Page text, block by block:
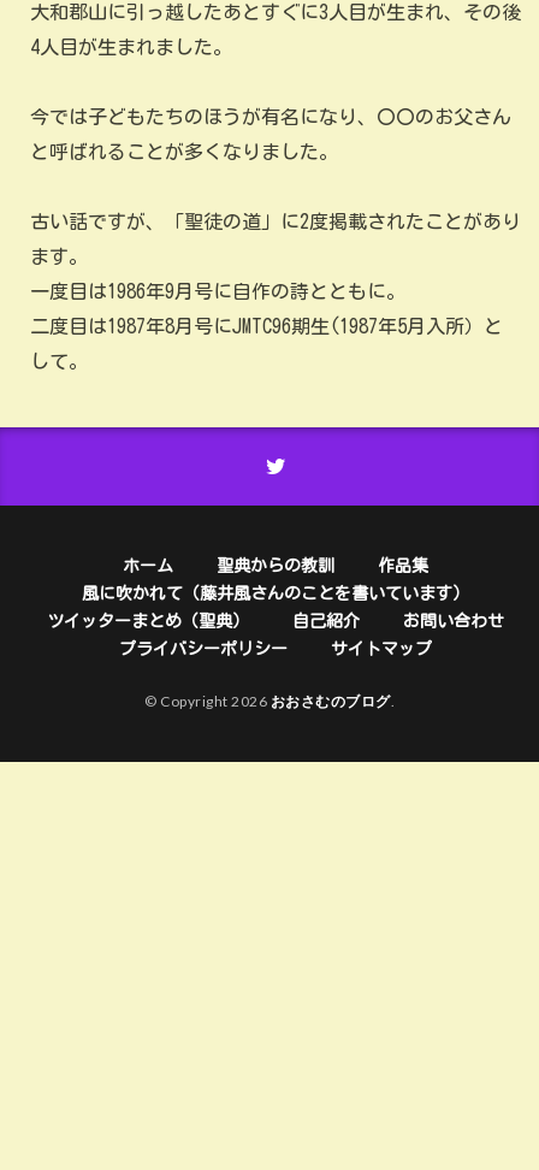
大和郡山に引っ越したあとすぐに3人目が生まれ、その後
4人目が生まれました。
今では子どもたちのほうが有名になり、〇〇のお父さん
と呼ばれることが多くなりました。
古い話ですが、「聖徒の道」に2度掲載されたことがあり
ます。
一度目は1986年9月号に自作の詩とともに。
二度目は1987年8月号にJMTC96期生(1987年5月入所）と
して。
ホーム 聖典からの教訓
作品集
風に吹かれて（藤井風さんのことを書いています）
ツイッターまとめ（聖典）
自己紹介
お問い合わせ
プライバシーポリシー
サイトマップ
© Copyright 2026 おおさむのブログ.